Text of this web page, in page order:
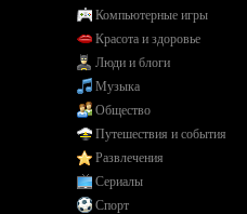
Компьютерные игры
Красота и здоровье
Люди и блоги
Музыка
Общество
Путешествия и события
Развлечения
Сериалы
Спорт